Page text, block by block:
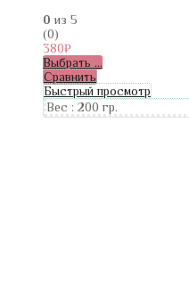
0 из 5
(0)
380₽
Выбрать ...
Сравнить
Быстрый просмотр
Вес : 200 гр.